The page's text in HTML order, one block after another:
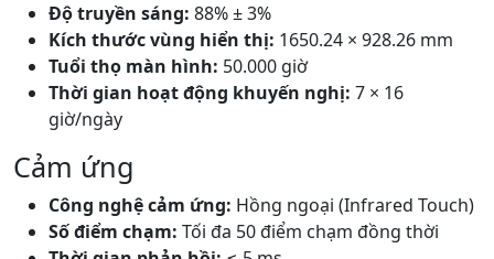
Độ truyền sáng: 88% ± 3%
Kích thước vùng hiển thị: 1650.24 × 928.26 mm
Tuổi thọ màn hình: 50.000 giờ
Thời gian hoạt động khuyến nghị: 7 × 16
giờ/ngày
Cảm ứng
Công nghệ cảm ứng: Hồng ngoại (Infrared Touch)
Số điểm chạm: Tối đa 50 điểm chạm đồng thời